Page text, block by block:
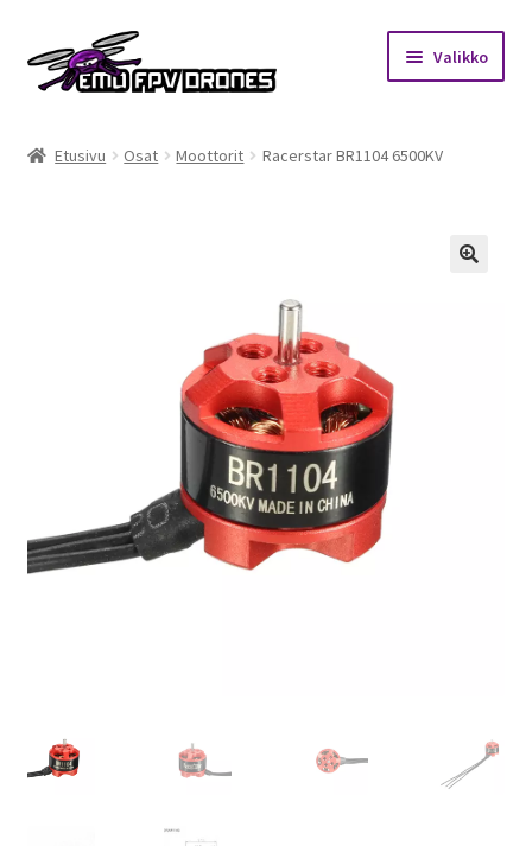
Siirry
navigointiin
Siirry
sisältöön
Valikko
Beta65 – Betacube – Betaflight Configuration
FPV Kopteri kokoluokat
Ostoskori
Etusivu Osat Moottorit Racerstar BR1104 6500KV